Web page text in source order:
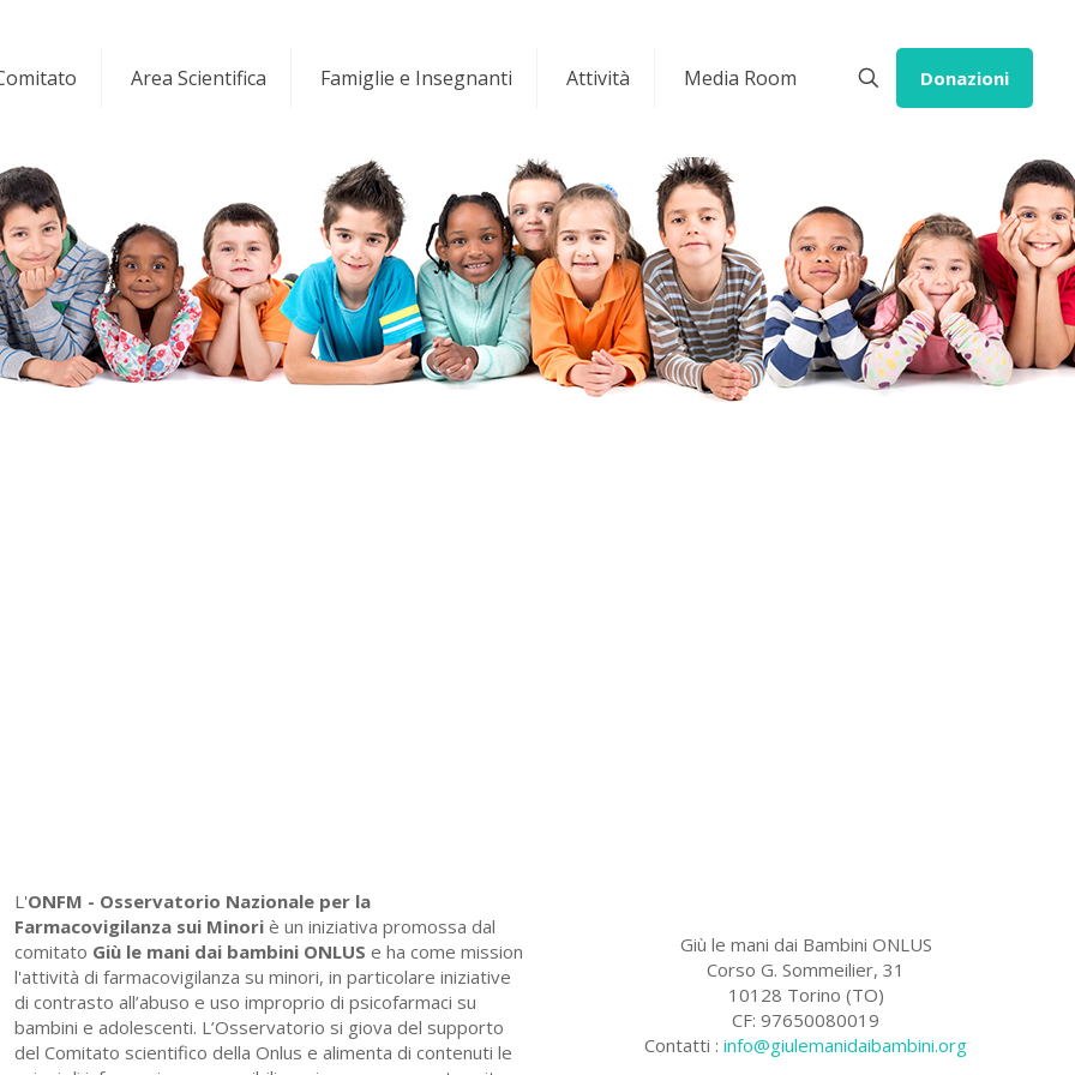
Area Scientifica Famiglie e Insegnanti Attività Media Room Donazioni
L'ONFM - Osservatorio Nazionale per la
Farmacovigilanza sui Minori è un iniziativa promossa dal
comitato Giù le mani dai bambini ONLUS e ha come mission
l'attività di farmacovigilanza su minori, in particolare iniziative
di contrasto all’abuso e uso improprio di psicofarmaci su
bambini e adolescenti. L’Osservatorio si giova del supporto
del Comitato scientifico della Onlus e alimenta di contenuti le
Giù le mani dai Bambini ONLUS
Corso G. Sommeilier, 31
10128 Torino (TO)
CF: 97650080019
Contatti :info@giulemanidaibambini.org